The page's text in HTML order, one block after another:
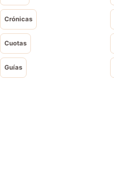
Crónicas
Cuotas
Guías